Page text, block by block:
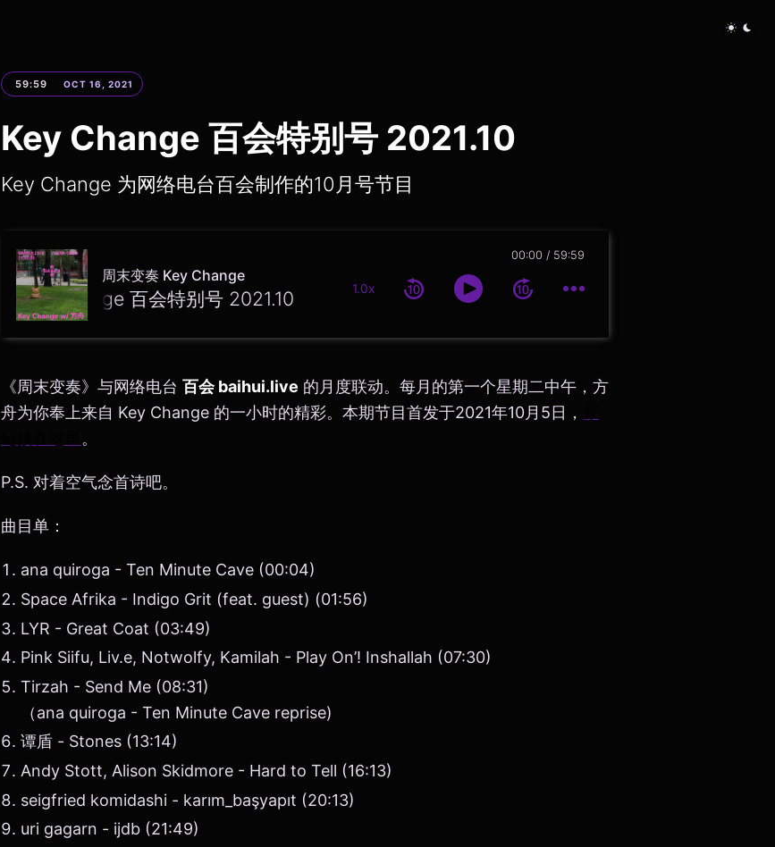
59:59 OCT 16, 2021
Key Change 百会特别号 2021.10
Key Change 为网络电台百会制作的10月号节目
周末变奏 Key Change
Key Change 百会特别号 2021.10 1.0x
00:00 59:59
《周末变奏》与网络电台 百会 baihui.live 的月度联动。每月的第一个星期二中午，方
舟为你奉上来自 Key Change 的一小时的精彩。本期节目首发于2021年10月5日，
。
P.S. 对着空气念首诗吧。
曲目单：
ana quiroga - Ten Minute Cave (00:04)
Space Afrika - Indigo Grit (feat. guest) (01:56)
LYR - Great Coat (03:49)
Pink Siifu, Liv.e, Notwolfy, Kamilah - Play On’! Inshallah (07:30)
Tirzah - Send Me (08:31)
（ana quiroga - Ten Minute Cave reprise)
谭盾 - Stones (13:14)
Andy Stott, Alison Skidmore - Hard to Tell (16:13)
seigfried komidashi - karım_başyapıt (20:13)
uri gagarn - ijdb (21:49)